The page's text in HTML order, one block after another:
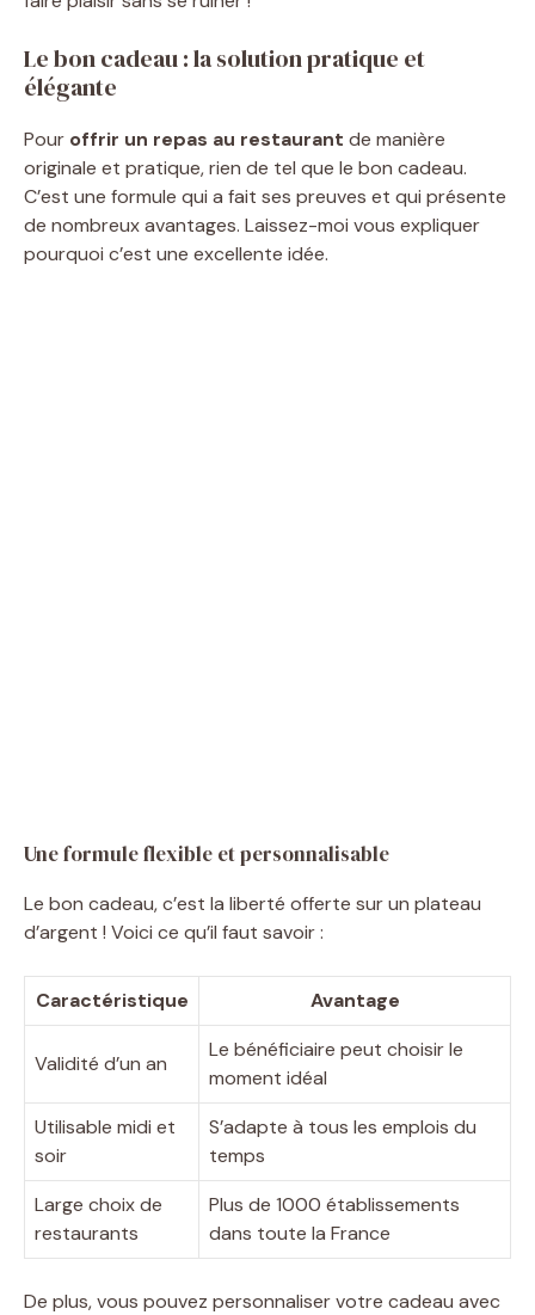
Le bon cadeau : la solution pratique et
élégante
Pour offrir un repas au restaurant de manière
originale et pratique, rien de tel que le bon cadeau.
C’est une formule qui a fait ses preuves et qui présente
de nombreux avantages. Laissez-moi vous expliquer
pourquoi c’est une excellente idée.
Une formule flexible et personnalisable
Le bon cadeau, c’est la liberté offerte sur un plateau
d’argent ! Voici ce qu’il faut savoir :
Caractéristique Avantage
Validité d’un an
Le bénéficiaire peut choisir le
moment idéal
Utilisable midi et
soir
S’adapte à tous les emplois du
temps
Large choix de
restaurants
Plus de 1000 établissements
dans toute la France
De plus, vous pouvez personnaliser votre cadeau avec